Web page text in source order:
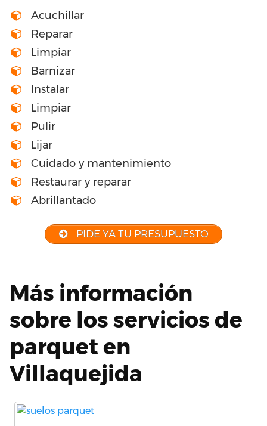
Acuchillar
Reparar
Limpiar
Barnizar
Instalar
Limpiar
Pulir
Lijar
Cuidado y mantenimiento
Restaurar y reparar
Abrillantado
PIDE YA TU PRESUPUESTO
Más información
sobre los servicios de
parquet en
Villaquejida